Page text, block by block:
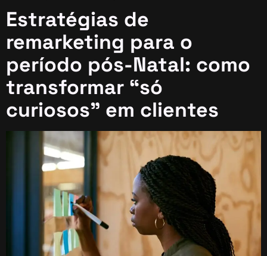
Estratégias de
remarketing para o
período pós-Natal: como
transformar “só
curiosos” em clientes